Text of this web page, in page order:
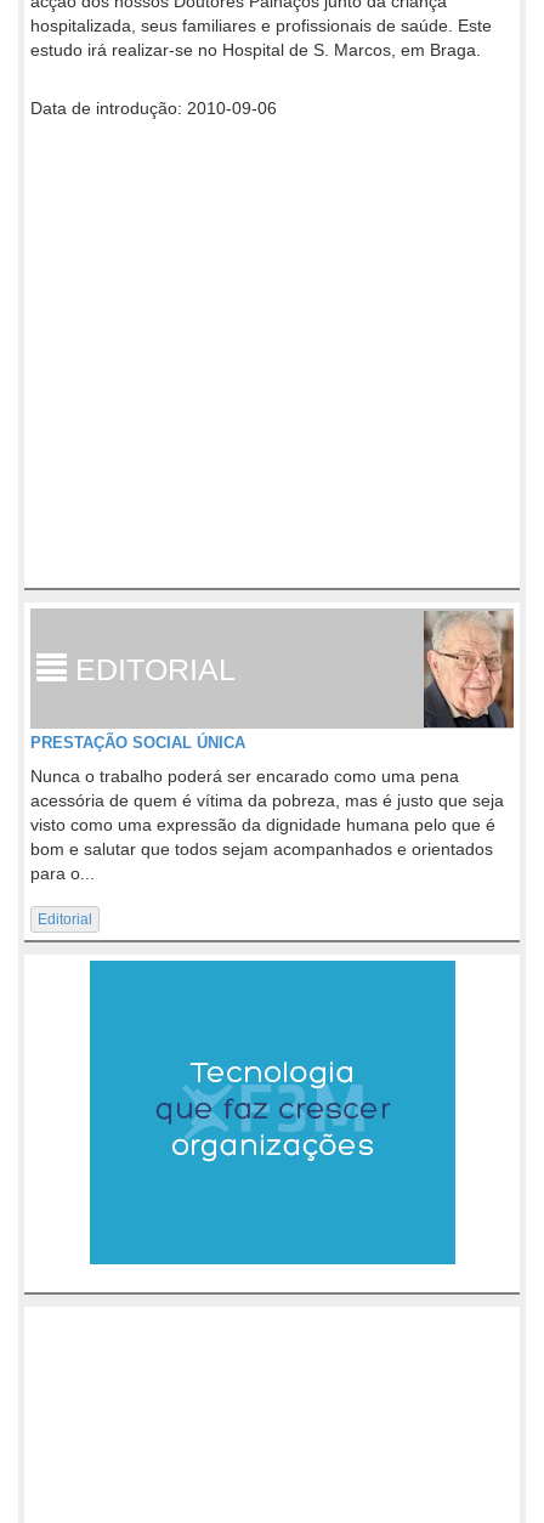
hospitalizada, seus familiares e profissionais de saúde. Este
estudo irá realizar-se no Hospital de S. Marcos, em Braga.
Data de introdução: 2010-09-06
EDITORIAL
PRESTAÇÃO SOCIAL ÚNICA
Nunca o trabalho poderá ser encarado como uma pena
acessória de quem é vítima da pobreza, mas é justo que seja
visto como uma expressão da dignidade humana pelo que é
bom e salutar que todos sejam acompanhados e orientados
para o...
Editorial